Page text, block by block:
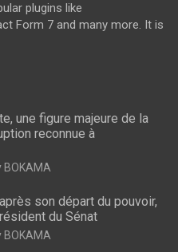
plugins like
Form 7 and many more. It is
une figure majeure de la
reconnue à
BOKAMA
son départ du pouvoir,
du Sénat
BOKAMA